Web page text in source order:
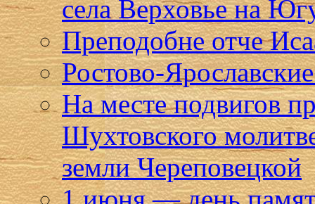
села Верховье на
Преподобне отче
Ростово-
На месте подвигов
Шухтовского
земли Череповецкой